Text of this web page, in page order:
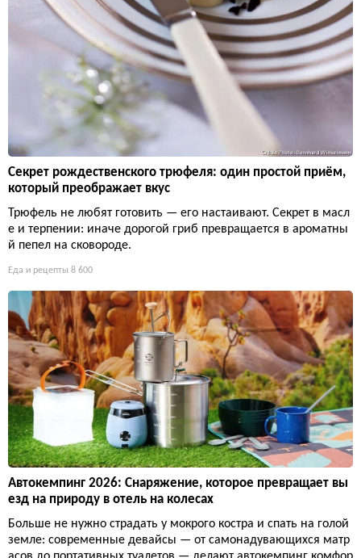
Секрет рождественского трюфеля: один простой приём,
который преображает вкус
Трюфель не любят готовить — его настаивают. Секрет в масл
е и терпении: иначе дорогой гриб превращается в ароматны
й пепел на сковороде.
Еда и рецепты 8 600
Автокемпинг 2026: Снаряжение, которое превращает вы
езд на природу в отель на колесах
Больше не нужно страдать у мокрого костра и спать на голой
земле: современные девайсы — от самонадувающихся матр